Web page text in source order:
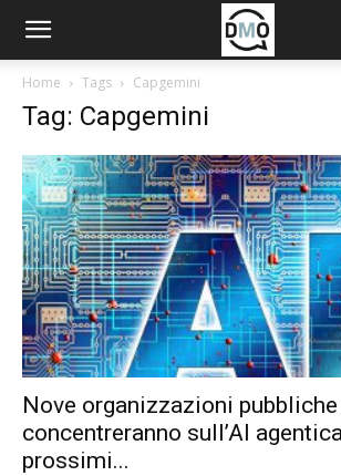
Home Tags Capgemini
Tag: Capgemini
Nove organizzazioni
concentreranno sull’AI
prossimi...